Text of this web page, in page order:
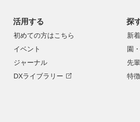
活用する
初めての方はこちら
イベント
ジャーナル
DXライブラリー
探
新
園
先
特